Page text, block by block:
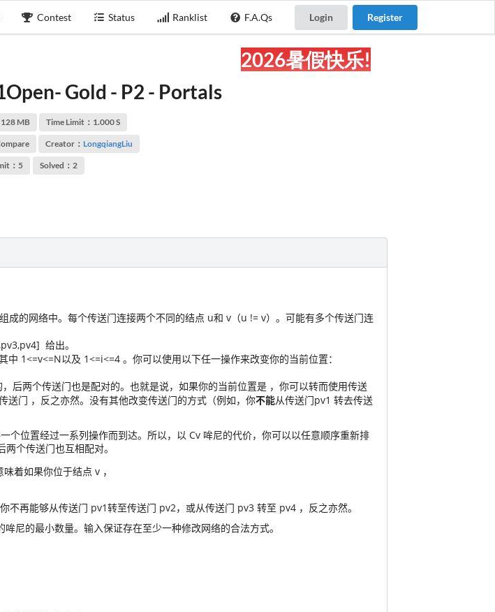
Contest Status Ranklist F.A.Qs Login Register
2026暑假快乐!
Gold - P2 - Portals
MB Time Limit：1.000 S
Creator： LongqiangLiu
：5 Solved：2
成的网络中。每个传送门连接两个不同的结点 u和 v（u != v）。可能有多个传送门连
给出。
中 1<=v<=N以及 1<=i<=4 。你可以使用以下任一操作来改变你的当前位置：
后两个传送门也是配对的。也就是说，如果你的当前位置是
(v,pv2)
，你可以转而使用传送
送门 (v,pv4)
，反之亦然。没有其他改变传送门的方式（例如，你不能从传送门pv1 转去传送
个位置经过一系列操作而到达。所以，以 Cv 哞尼的代价，你可以以任意顺序重新排
个传送门也互相配对。
味着如果你位于结点 v，
不再能够从传送门 pv1转至传送门 pv2，或从传送门 pv3 转至 pv4，反之亦然。
尼的最小数量。输入保证存在至少一种修改网络的合法方式。